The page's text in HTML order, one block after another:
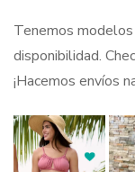
Tenemos
disponibilidad.
¡Hacemos envíos